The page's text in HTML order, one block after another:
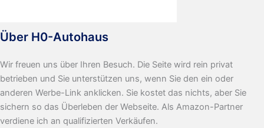
Über H0-Autohaus
Wir freuen uns über Ihren Besuch. Die Seite wird rein privat
betrieben und Sie unterstützen uns, wenn Sie den ein oder
anderen Werbe-Link anklicken. Sie kostet das nichts, aber Sie
sichern so das Überleben der Webseite. Als Amazon-Partner
verdiene ich an qualifizierten Verkäufen.